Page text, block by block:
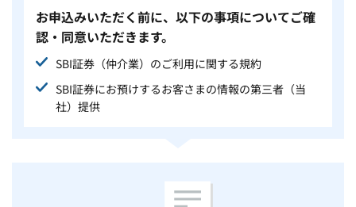
お申込みいただく前に、以下の事項についてご確
認・同意いただきます。
SBI証券（仲介業）のご利用に関する規約
SBI証券にお預けするお客さまの情報の第三者（当
社）提供